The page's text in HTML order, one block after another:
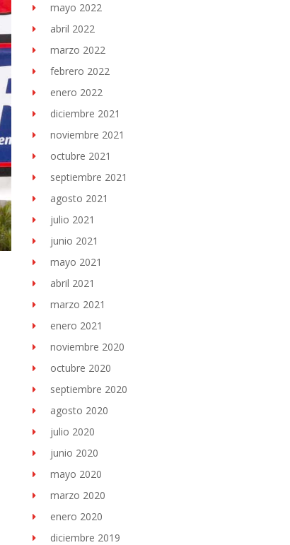
mayo 2022
abril 2022
marzo 2022
febrero 2022
enero 2022
diciembre 2021
noviembre 2021
octubre 2021
septiembre 2021
agosto 2021
julio 2021
junio 2021
mayo 2021
abril 2021
marzo 2021
enero 2021
noviembre 2020
octubre 2020
septiembre 2020
agosto 2020
julio 2020
junio 2020
mayo 2020
marzo 2020
enero 2020
diciembre 2019